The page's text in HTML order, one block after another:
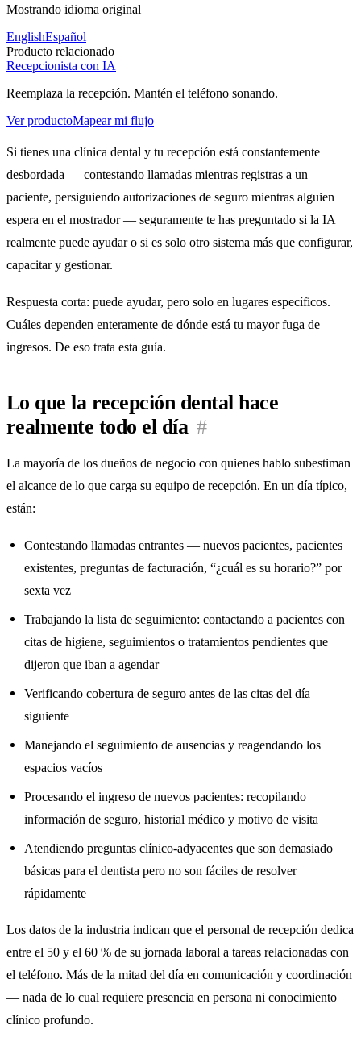
Mostrando idioma original
EnglishEspañol
Producto relacionado
Recepcionista con IA
Reemplaza la recepción. Mantén el teléfono sonando.
Ver productoMapear mi flujo
Si tienes una clínica dental y tu recepción está constantemente
desbordada — contestando llamadas mientras registras a un
paciente, persiguiendo autorizaciones de seguro mientras alguien
espera en el mostrador — seguramente te has preguntado si la IA
realmente puede ayudar o si es solo otro sistema más que configurar,
capacitar y gestionar.
Respuesta corta: puede ayudar, pero solo en lugares específicos.
Cuáles dependen enteramente de dónde está tu mayor fuga de
ingresos. De eso trata esta guía.
Lo que la recepción dental hace
realmente todo el día #
La mayoría de los dueños de negocio con quienes hablo subestiman
el alcance de lo que carga su equipo de recepción. En un día típico,
están:
Contestando llamadas entrantes — nuevos pacientes, pacientes
existentes, preguntas de facturación, “¿cuál es su horario?” por
sexta vez
Trabajando la lista de seguimiento: contactando a pacientes con
citas de higiene, seguimientos o tratamientos pendientes que
dijeron que iban a agendar
Verificando cobertura de seguro antes de las citas del día
siguiente
Manejando el seguimiento de ausencias y reagendando los
espacios vacíos
Procesando el ingreso de nuevos pacientes: recopilando
información de seguro, historial médico y motivo de visita
Atendiendo preguntas clínico-adyacentes que son demasiado
básicas para el dentista pero no son fáciles de resolver
rápidamente
Los datos de la industria indican que el personal de recepción dedica
entre el 50 y el 60 % de su jornada laboral a tareas relacionadas con
el teléfono. Más de la mitad del día en comunicación y coordinación
— nada de lo cual requiere presencia en persona ni conocimiento
clínico profundo.